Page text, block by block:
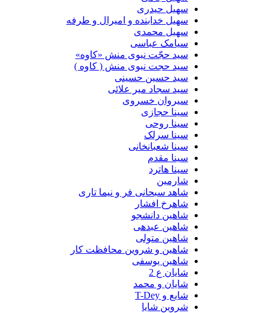
سهیل حیدری
سهیل خدابنده و امیرال و طرفه
سهیل محمدی
سیامک عباسی
سید حجّت نبوی منش «کاوه»
سید حجت نبوی منش ( کاوه )
سید حسین حسینى
سید سجاد میر علائی
سیروان خسروی
سینا حجازی
سینا روحی
سینا سرلک
سینا شعبانخانی
سینا مقدم
سینا هاترد
شارمین
شاهد سبحانی فر و نیما تاری
شاهرخ افشار
شاهین دانشجو
شاهین عبدهی
شاهین متولی
شاهین و شروین محافظت کار
شاهین یوسفی
شایان ع 2
شایان و محمد
شایع و T-Dey
شروین شایا